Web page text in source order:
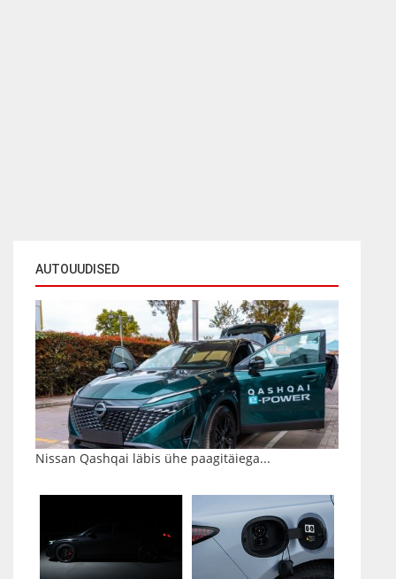
AUTOUUDISED
Nissan Qashqai läbis ühe paagitäiega...